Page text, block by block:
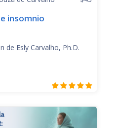
insomnio
de Esly Carvalho, Ph.D.